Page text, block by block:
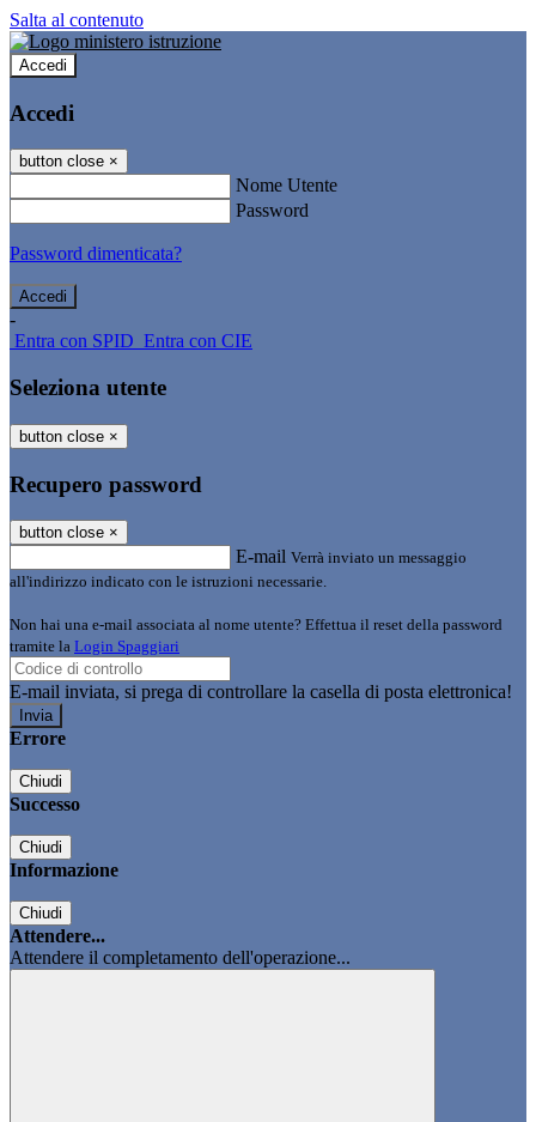
Salta al contenuto
Accedi
Accedi
button close ×
Nome Utente
Password
Password dimenticata?
-
Entra con SPID Entra con CIE
Seleziona utente
button close ×
Recupero password
button close ×
E-mail Verrà inviato un messaggio
all'indirizzo indicato con le istruzioni necessarie.
Non hai una e-mail associata al nome utente? Effettua il reset della password
tramite la Login Spaggiari
E-mail inviata, si prega di controllare la casella di posta elettronica!
Errore
Chiudi
Successo
Chiudi
Informazione
Chiudi
Attendere...
Attendere il completamento dell'operazione...